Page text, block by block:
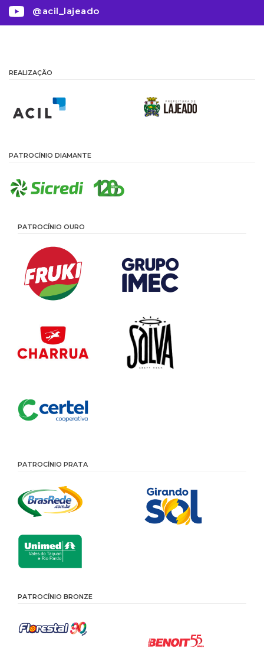
@acil_lajeado
REALIZAÇÃO
PATROCÍNIO DIAMANTE
PATROCÍNIO OURO
PATROCÍNIO PRATA
PATROCÍNIO BRONZE